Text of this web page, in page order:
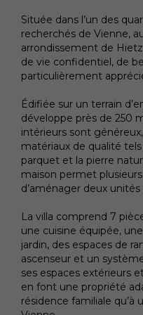
Commerces
Hôpital/clinique
École primaire
École secondaire
Supermarché
Située dans l’un des
recherchés de Vienne,
arrondissement de
de vie confidentiel, de
particulièrement
Édifiée sur un terrain
développe près de 250
intérieurs sont
matériaux de qualité
parquet et la pierre
maison permet
d’aménager deux
La villa comprend 7
une cuisine équipée,
jardin, des espaces de
ascenseur et un
ses espaces extérieurs
en font une propriété
résidence familiale qu’à